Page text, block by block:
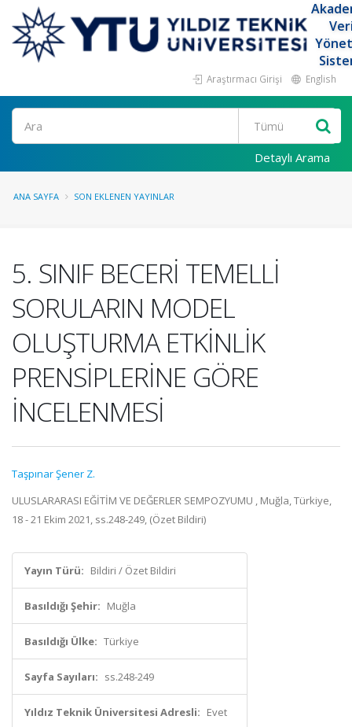
Araştırmacı Girişi English
Ara
Detaylı Arama
ANA SAYFA SON EKLENEN YAYINLAR
5. SINIF BECERİ TEMELLİ
SORULARIN MODEL
OLUŞTURMA ETKİNLİK
PRENSİPLERİNE GÖRE
İNCELENMESİ
Taşpınar Şener Z.
ULUSLARARASI EĞİTİM VE DEĞERLER SEMPOZYUMU , Muğla, Türkiye,
18 - 21 Ekim 2021, ss.248-249, (Özet Bildiri)
Yayın Türü: Bildiri / Özet Bildiri
Basıldığı Şehir: Muğla
Basıldığı Ülke: Türkiye
Sayfa Sayıları: ss.248-249
Yıldız Teknik Üniversitesi Adresli: Evet